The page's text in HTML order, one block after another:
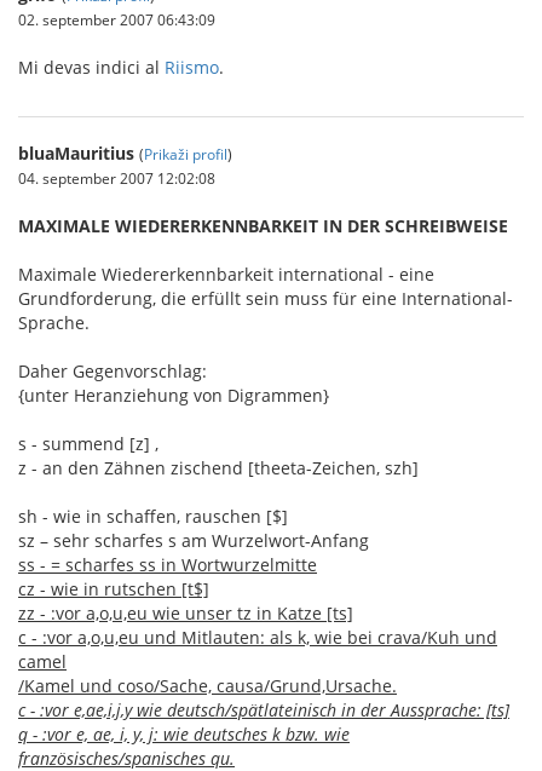
02. september 2007 06:43:09
Mi devas indici al Riismo.
bluaMauritius (Prikaži profil)
04. september 2007 12:02:08
MAXIMALE WIEDERERKENNBARKEIT IN DER SCHREIBWEISE
Maximale Wiedererkennbarkeit international - eine
Grundforderung, die erfüllt sein muss für eine International-
Sprache.
Daher Gegenvorschlag:
{unter Heranziehung von Digrammen}
s - summend [z] ,
z - an den Zähnen zischend [theeta-Zeichen, szh]
sh - wie in schaffen, rauschen [$]
sz – sehr scharfes s am Wurzelwort-Anfang
ss - = scharfes ss in Wortwurzelmitte
cz - wie in rutschen [t$]
zz - :vor a,o,u,eu wie unser tz in Katze [ts]
c - :vor a,o,u,eu und Mitlauten: als k, wie bei crava/Kuh und
camel
/Kamel und coso/Sache, causa/Grund,Ursache.
c - :vor e,ae,i,j,y wie deutsch/spätlateinisch in der Aussprache: [ts]
q - :vor e, ae, i, y, j: wie deutsches k bzw. wie
französisches/spanisches qu.